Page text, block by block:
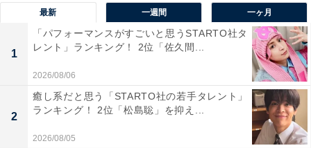
最新 一週間 一ヶ月
1
「パフォーマンスがすごいと思うSTARTO社タ
レント」ランキング！ 2位「佐久間...
2026/08/06
2
癒し系だと思う「STARTO社の若手タレント」
ランキング！ 2位「松島聡」を抑え...
2026/08/05